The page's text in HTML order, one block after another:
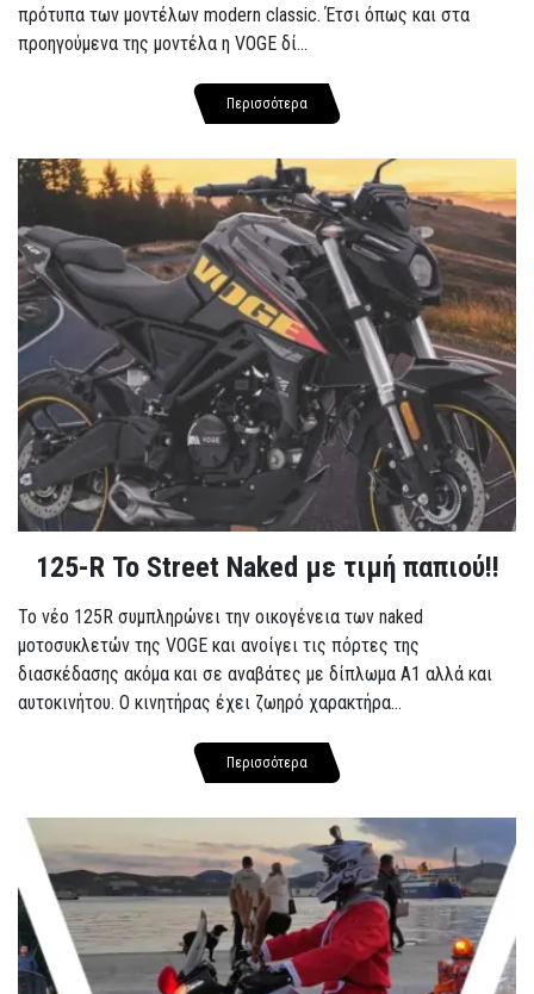
πρότυπα των μοντέλων modern classic. Έτσι όπως και στα
προηγούμενα της μοντέλα η VOGE δί...
Περισσότερα
125-R Το Street Naked με τιμή παπιού!!
Το νέο 125R συμπληρώνει την οικογένεια των naked
μοτοσυκλετών της VOGE και ανοίγει τις πόρτες της
διασκέδασης ακόμα και σε αναβάτες με δίπλωμα A1 αλλά και
αυτοκινήτου. Ο κινητήρας έχει ζωηρό χαρακτήρα...
Περισσότερα